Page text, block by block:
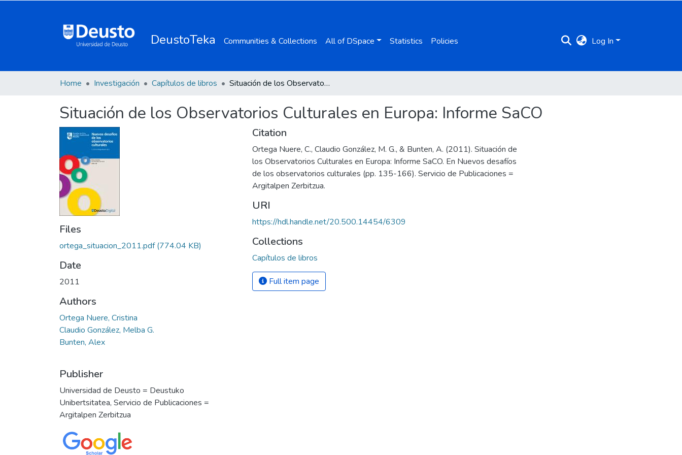
DeustoTeka Communities & Collections All of DSpace Statistics Policies Log In
Home Investigación Capítulos de libros Situación de los Observatorios Culturales en Europa: Informe SaCO
Situación de los Observatorios Culturales en Europa: Informe SaCO
Files
ortega_situacion_2011.pdf(774.04 KB)
Date
2011
Authors
Ortega Nuere, Cristina
Claudio González, Melba G.
Bunten, Alex
Publisher
Universidad de Deusto = Deustuko
Unibertsitatea, Servicio de Publicaciones =
Argitalpen Zerbitzua
Citation
Ortega Nuere, C., Claudio González, M. G., & Bunten, A. (2011). Situación de
los Observatorios Culturales en Europa: Informe SaCO. En Nuevos desafíos
de los observatorios culturales (pp. 135-166). Servicio de Publicaciones =
Argitalpen Zerbitzua.
URI
https://hdl.handle.net/20.500.14454/6309
Collections
Capítulos de libros
Full item page